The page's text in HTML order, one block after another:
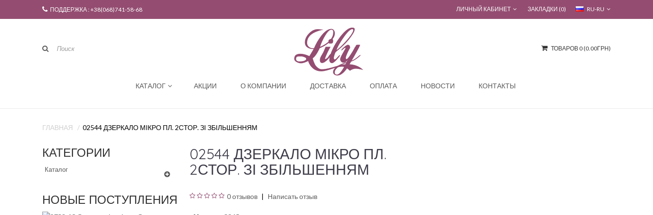
ПОДДЕРЖКА : +38(068)741-58-68 RU-RU
ЛИЧНЫЙ КАБИНЕТ ЗАКЛАДКИ (0)
ТОВАРОВ 0 (0.00ГРН)
КАТАЛОГ АКЦИИ О КОМПАНИИ ДОСТАВКА ОПЛАТА НОВОСТИ КОНТАКТЫ
ГЛАВНАЯ 02544 ДЗЕРКАЛО МІКРО ПЛ. 2СТОР. ЗІ ЗБІЛЬШЕННЯМ
КАТЕГОРИИ
Каталог
НОВЫЕ ПОСТУПЛЕНИЯ
02544 ДЗЕРКАЛО МІКРО ПЛ.
2СТОР. ЗІ ЗБІЛЬШЕННЯМ
0 отзывов Написать отзыв